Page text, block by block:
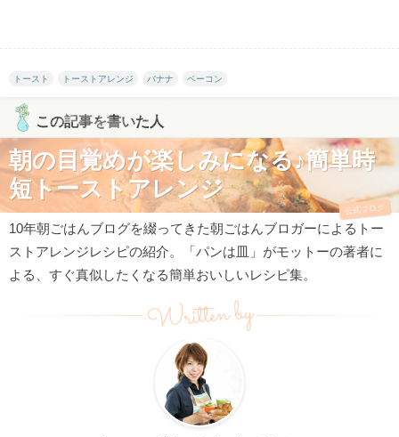
トースト トーストアレンジ バナナ ベーコン
この記事を書いた人
朝の目覚めが楽しみになる♪簡単時
短トーストアレンジ
公式ブログ
10年朝ごはんブログを綴ってきた朝ごはんブロガーによるトー
ストアレンジレシピの紹介。「パンは皿」がモットーの著者に
よる、すぐ真似したくなる簡単おいしいレシピ集。
Written by